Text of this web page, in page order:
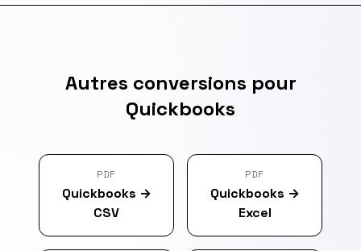
Autres conversions pour
Quickbooks
PDF
Quickbooks →
CSV
PDF
Quickbooks →
Excel